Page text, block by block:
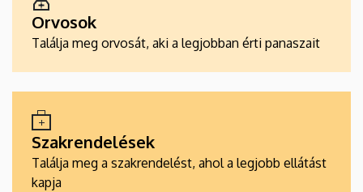
Orvosok
Találja meg orvosát, aki a legjobban érti panaszait
Szakrendelések
Találja meg a szakrendelést, ahol a legjobb ellátást
kapja